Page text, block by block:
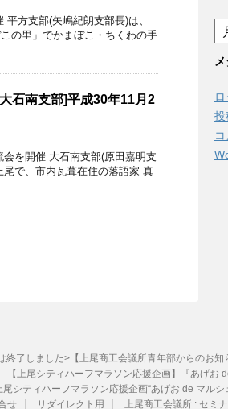
方支部(矢嶋紀朗支部長)は、
の里」でかまぼこ・ちくわの手
石南支部]平成30年11月2
を開催 大石南支部(原田嘉明支
で、市内瓦葺在住の落語家 真
ア
ー
カ
ブ
投
終了しました>【上尾商工会議所青年部からのお
【上尾シティハーフマラソン応援企画】『あげお
尾シティハーフマラソン応援企画“あげお de マルシ
せ リダイレクト用 上尾商工会議所 : セミ